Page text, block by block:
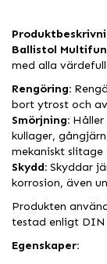
Ballistol
med alla
Rengöring:
bort ytrost och
Smörjning:
kullager,
mekaniskt slitage
Skydd: Skyddar
korrosion, även
Produkten
testad enligt DIN
Egenskaper: